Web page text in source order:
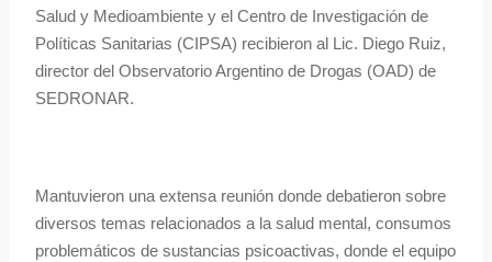
Salud y Medioambiente y el Centro de Investigación de
Políticas Sanitarias (CIPSA) recibieron al Lic. Diego Ruiz,
director del Observatorio Argentino de Drogas (OAD) de
SEDRONAR.
Mantuvieron una extensa reunión donde debatieron sobre
diversos temas relacionados a la salud mental, consumos
problemáticos de sustancias psicoactivas, donde el equipo